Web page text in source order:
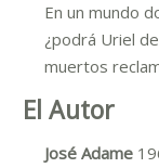
En un mundo
¿podrá Uriel
muertos
El Autor
José Adame